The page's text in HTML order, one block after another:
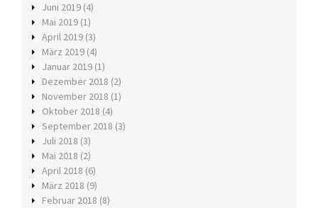
Juni 2019 (4)
Mai 2019 (1)
April 2019 (3)
März 2019 (4)
Januar 2019 (1)
Dezember 2018 (2)
November 2018 (1)
Oktober 2018 (4)
September 2018 (3)
Juli 2018 (3)
Mai 2018 (2)
April 2018 (6)
März 2018 (9)
Februar 2018 (8)